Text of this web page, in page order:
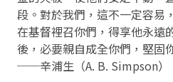
段。對於我們，這不一定容易
在基督裡召你們，得享他永遠
後，必要親自成全你們，堅固
──辛浦生（A. B. Simpson）